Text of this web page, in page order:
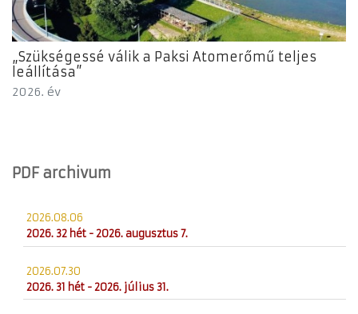
„Szükségessé válik a Paksi Atomerőmű teljes
leállítása”
2026. év
PDF archivum
2026.08.06
2026. 32 hét - 2026. augusztus 7.
2026.07.30
2026. 31 hét - 2026. július 31.